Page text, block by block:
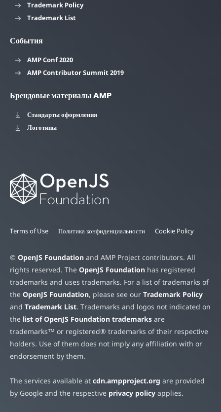
Trademark Policy
Trademark List
События
AMP Conf 2020
AMP Contributor Summit 2019
Брендовые материалы AMP
Стандарты оформления
Логотипы
Terms of Use Политика конфиденциальности Cookie Policy
© OpenJS Foundation and AMP Project contributors. All
rights reserved. The OpenJS Foundation has registered
trademarks and uses trademarks. For a list of trademarks of
the OpenJS Foundation, please see our Trademark Policy
and Trademark List. Trademarks and logos not indicated on
the list of OpenJS Foundation trademarks are
trademarks™ or registered® trademarks of their respective
holders. Use of them does not imply any affiliation with or
endorsement by them.
The services available at cdn.ampproject.org are provided
by Google and the respective privacy policy applies.